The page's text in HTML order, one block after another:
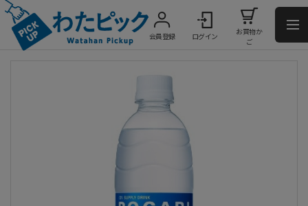
会員登録 ログイン
お買物か
ご